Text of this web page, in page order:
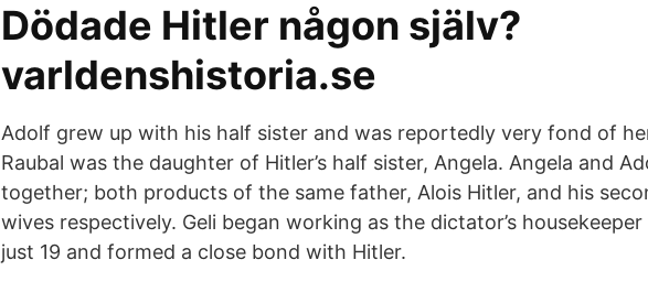
Dödade Hitler någon själv?
varldenshistoria.se
Adolf grew up with his half sister and was reportedly very fond of
Raubal was the daughter of Hitler’s half sister, Angela. Angela and
together; both products of the same father, Alois Hitler, and his
wives respectively. Geli began working as the dictator’s
just 19 and formed a close bond with Hitler.